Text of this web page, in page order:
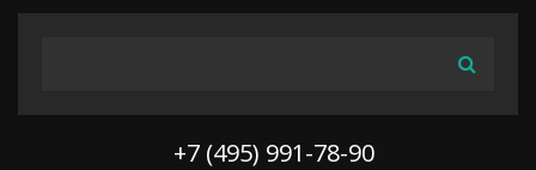
+7 (495) 991-78-90